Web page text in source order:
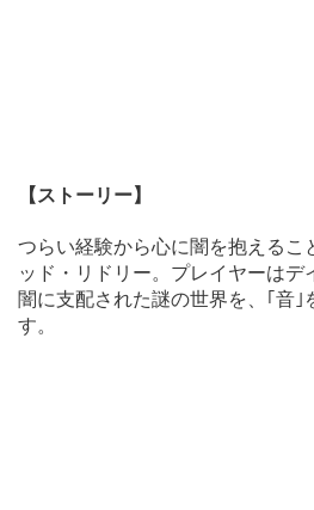
【ストーリー】
つらい経験から心に闇を抱えるこ
ッド・リドリー。プレイヤーは
闇に支配された謎の世界を、｢音｣
す。